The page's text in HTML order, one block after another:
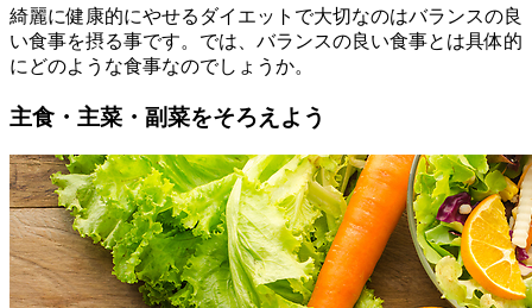
綺麗に健康的にやせるダイエットで大切なのはバランスの良
い食事を摂る事です。では、バランスの良い食事とは具体的
にどのような食事なのでしょうか。
主食・主菜・副菜をそろえよう